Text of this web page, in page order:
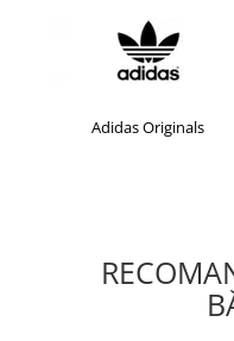
Adidas Originals